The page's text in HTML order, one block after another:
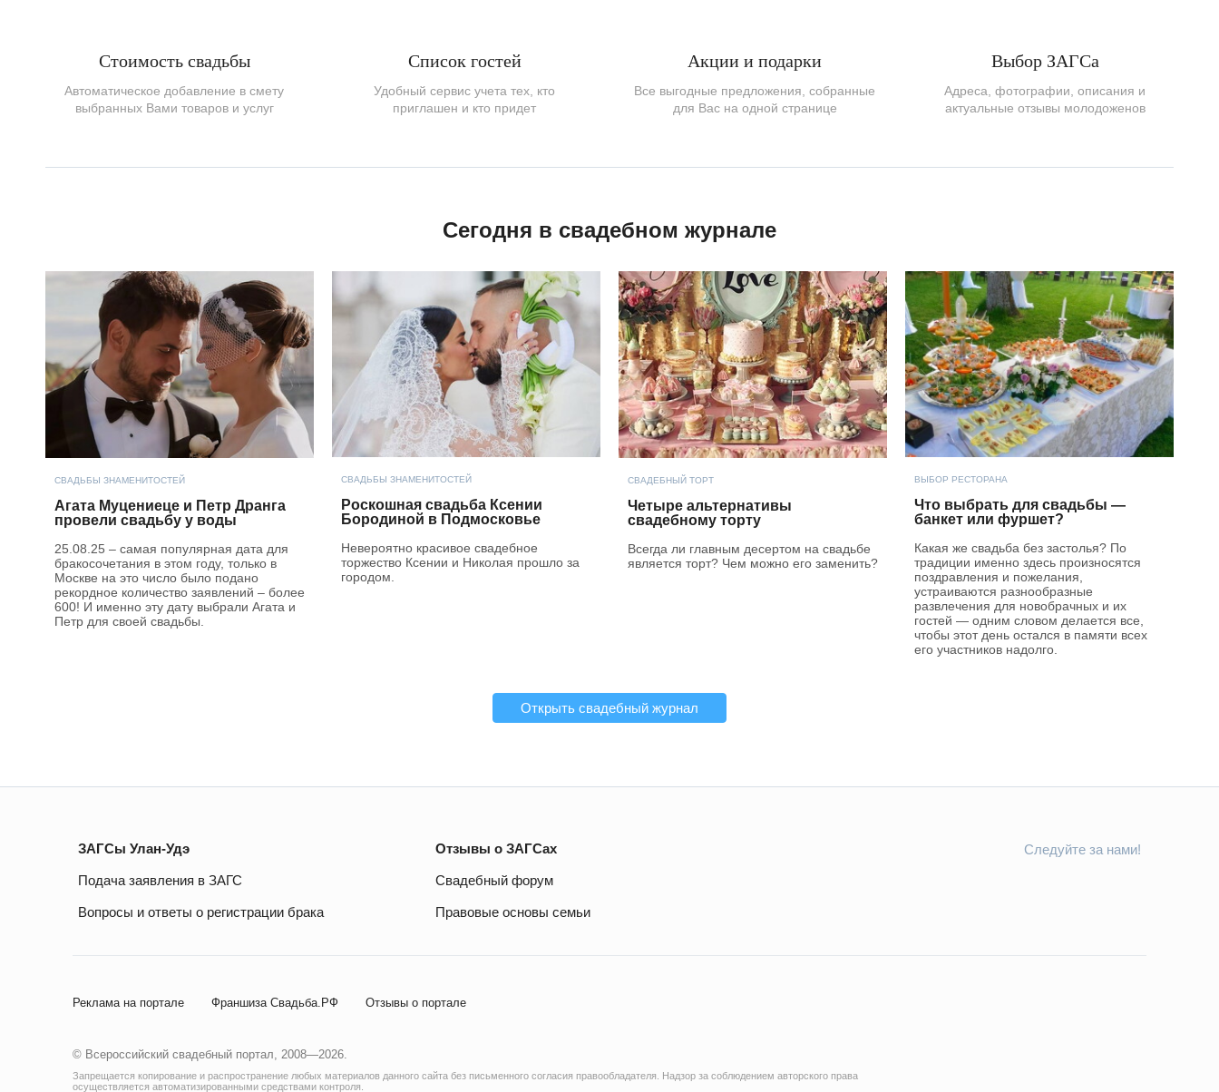
Стоимость свадьбы
Автоматическое добавление в смету
выбранных Вами товаров и услуг
Список гостей
Удобный сервис учета тех, кто
приглашен и кто придет
Акции и подарки
Все выгодные предложения, собранные
для Вас на одной странице
Выбор ЗАГСа
Адреса, фотографии, описания и
актуальные отзывы молодоженов
Сегодня в свадебном журнале
СВАДЬБЫ ЗНАМЕНИТОСТЕЙ
Агата Муцениеце и Петр Дранга
провели свадьбу у воды
25.08.25 – самая популярная дата для
бракосочетания в этом году, только в
Москве на это число было подано
рекордное количество заявлений – более
600! И именно эту дату выбрали Агата и
Петр для своей свадьбы.
СВАДЬБЫ ЗНАМЕНИТОСТЕЙ
Роскошная свадьба Ксении
Бородиной в Подмосковье
Невероятно красивое свадебное
торжество Ксении и Николая прошло за
городом.
СВАДЕБНЫЙ ТОРТ
Четыре альтернативы
свадебному торту
Всегда ли главным десертом на свадьбе
является торт? Чем можно его заменить?
ВЫБОР РЕСТОРАНА
Что выбрать для свадьбы —
банкет или фуршет?
Какая же свадьба без застолья? По
традиции именно здесь произносятся
поздравления и пожелания,
устраиваются разнообразные
развлечения для новобрачных и их
гостей — одним словом делается все,
чтобы этот день остался в памяти всех
его участников надолго.
Открыть свадебный журнал
ЗАГСы Улан-Удэ
Подача заявления в ЗАГС
Вопросы и ответы о регистрации брака
Отзывы о ЗАГСах
Свадебный форум
Правовые основы семьи
Следуйте за нами!
Реклама на портале Франшиза Свадьба.РФ Отзывы о портале
© Всероссийский свадебный портал, 2008—2026.
Запрещается копирование и распространение любых материалов данного сайта без письменного согласия правообладателя. Надзор за соблюдением авторского права
осуществляется автоматизированными средствами контроля.